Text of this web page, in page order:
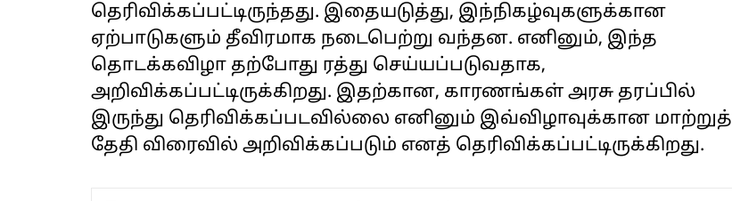
தெரிவிக்கப்பட்டிருந்தது. இதையடுத்து, இந்நிகழ்வுகளுக்கான
ஏற்பாடுகளும் தீவிரமாக நடைபெற்று வந்தன. எனினும், இந்த
தொடக்கவிழா தற்போது ரத்து செய்யப்படுவதாக,
அறிவிக்கப்பட்டிருக்கிறது. இதற்கான, காரணங்கள் அரசு தரப்பில்
இருந்து தெரிவிக்கப்படவில்லை எனினும் இவ்விழாவுக்கான மாற்றுத்
தேதி விரைவில் அறிவிக்கப்படும் எனத் தெரிவிக்கப்பட்டிருக்கிறது.